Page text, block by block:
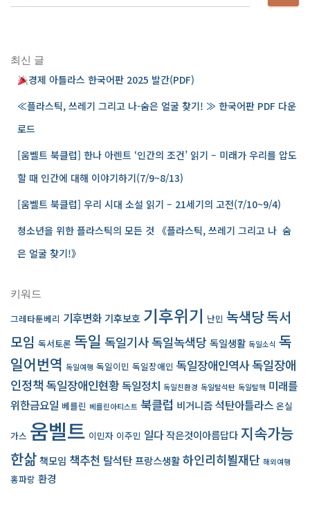
음
최신 글
경제 아틀라스 한국어판 2025 발간(PDF)
≪플라스틱, 쓰레기 그리고 나-숨은 얼굴 찾기! ≫ 한국어판 PDF 다운
로드
[움벨트 북클럽] 한나 아렌트 ‘인간의 조건’ 읽기 – 미래가 우리를 압도
할 때 인간에 대해 이야기하기(7/9~8/13)
[움벨트 북클럽] 우리 시대 소설 읽기 – 21세기의 고전(7/10~9/4)
청소년을 위한 플라스틱의 모든 것 《플라스틱, 쓰레기 그리고 나 ­ 숨
은 얼굴 찾기!》
키워드
그레타툰베리 기후변화 기후보호 기후위기 난민 녹색당독서
모임 독서토론 독일 독일기사독일녹색당 독일생활 독일소식 독
일어번역 독일여행 독일이민 독일장애인 독일장애인역사독일장애
인정책 독일장애인현황독일정치 독일친환경 독일탈석탄 독일탈핵 미래를
위한금요일 베를린 베를린아티스트 북클럽 비거니즘석탄아틀라스 온실
가스 움벨트 이민자 이주민 일다작은것이아름답다지속가능
한삶책모임 책추천 탈석탄 프랑스생활하인리히뵐재단 해외여행
홍파랑 환경